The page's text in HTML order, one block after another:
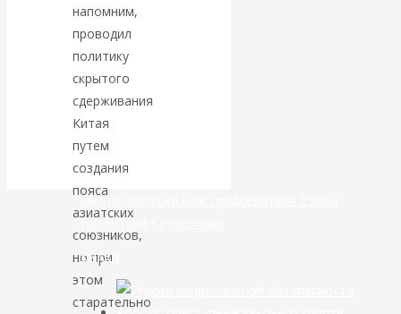
провалилась, но
маршруты в
небе никуда не
делись
напомним,
проводил
политику
скрытого
сдерживания
Китая
путем
создания
пояса
азиатских
союзников,
но при
этом
старательно
Место продажи книг председателя РЭОШ
Валентина Катасонова
Видео